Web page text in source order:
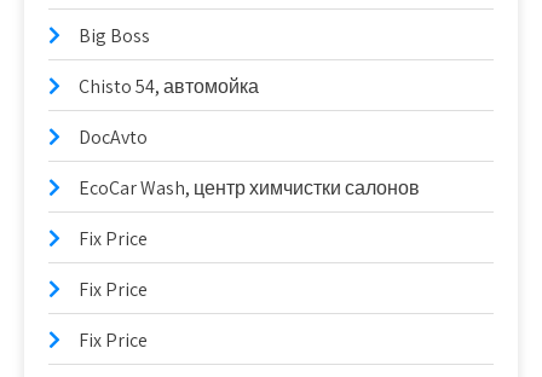
Big Boss
Chisto 54, автомойка
DocAvto
EcoCar Wash, центр химчистки салонов
Fix Price
Fix Price
Fix Price